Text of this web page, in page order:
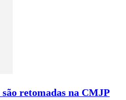
retomadas na CMJP